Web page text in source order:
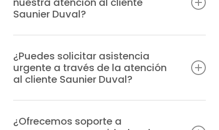
sobre garantías y todo lo relacionado con
tus equipos Saunier Duval.
Saunier Duval?
teléfono o escribirnos un WhatsApp;
siempre tendrás respuesta rápida y
personalizada.
¿Puedes solicitar asistencia
urgente a través de la atención
al cliente Saunier Duval?
urgencias de manera prioritaria y envía un
¿Ofrecemos soporte a